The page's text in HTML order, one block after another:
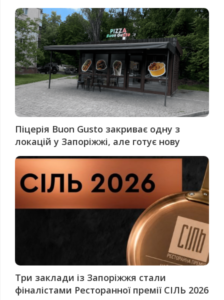
Піцерія Buon Gusto закриває одну з
локацій у Запоріжжі, але готує нову
Три заклади із Запоріжжя стали
фіналістами Ресторанної премії СІЛЬ 2026